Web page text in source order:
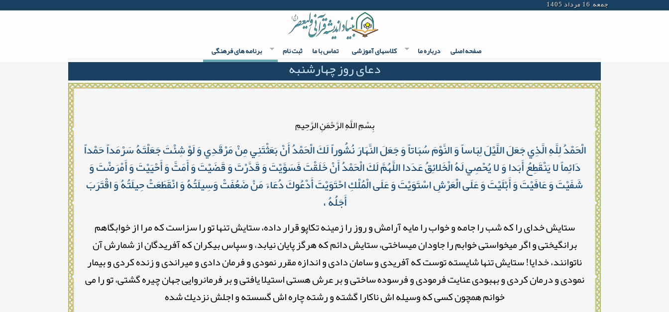
جمعه, 16 مرداد 1405 FacebookTwitter gplusYoutube rss
صفحه اصلی درباره ما کلاسهای آموزشی تماس با ما ثبت نام برنامه های فرهنگی
دعای روز چهارشنبه
بِسْمِ اللَّهِ الرَّحْمَنِ الرَّحِيمِ
الْحَمْدُ لِلَّهِ الَّذِي جَعَلَ اللَّيْلَ لِبَاساً وَ النَّوْمَ سُبَاتاً وَ جَعَلَ النَّهَارَ نُشُوراً لَكَ الْحَمْدُ أَنْ بَعَثْتَنِي مِنْ مَرْقَدِي وَ لَوْ شِئْتَ جَعَلْتَهُ سَرْمَداً حَمْداً
دَائِماً لا يَنْقَطِعُ أَبَدا وَ لا يُحْصِي لَهُ الْخَلائِقُ عَدَدا اللَّهُمَّ لَكَ الْحَمْدُ أَنْ خَلَقْتَ فَسَوَّيْتَ وَ قَدَّرْتَ وَ قَضَيْتَ وَ أَمَتَّ وَ أَحْيَيْتَ وَ أَمْرَضْتَ وَ
شَفَيْتَ وَ عَافَيْتَ وَ أَبْلَيْتَ وَ عَلَى الْعَرْشِ اسْتَوَيْتَ وَ عَلَى الْمُلْكِ احْتَوَيْتَ أَدْعُوكَ دُعَاءَ مَنْ ضَعُفَتْ وَسِيلَتُهُ وَ انْقَطَعَتْ حِيلَتُهُ وَ اقْتَرَبَ
أَجَلُهُ ،
ستايش خداى را كه شب را جامه و خواب را مايه آرامش و روز را زمينه تكاپو قرار داده، ستايش تنها تو را سزاست كه مرا از خوابگاهم
برانگيختى و اگر میخواستى خوابم را جاودان میساختى، ستايش دائم كه هرگز پايان نيابد، و سپاس بيكران كه آفريدگان از شمارش آن
ناتوانند، خدايا! ستايش تنها شايسته توست كه آفريدى و سامان دادى و اندازه مقرر نمودى و فرمان دادی و ميراندى و زنده كردى و بيمار
نمودى و درمان كردى و بهبودى عنايت فرمودى و فرسوده ساختى و بر عرش هستى استيلا يافتی و بر فرمانروايى جهان چيره گشتى، تو را می
خوانم همچون كسی كه وسيله اش ناكارا گشته و رشته چاره اش گسسته و اجلش نزديك شده